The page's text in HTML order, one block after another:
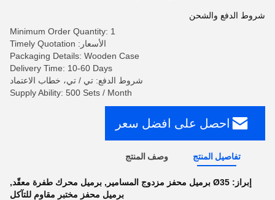
شروط الدفع والشحن
Minimum Order Quantity: 1
الأسعار: Timely Quotation
Packaging Details: Wooden Case
Delivery Time: 10-60 Days
شروط الدفع: تي / تي، خطاب الاعتماد
Supply Ability: 500 Sets / Month
احصل على افضل سعر
تفاصيل المنتج وصف المنتج
إبراز: Ø35 برميل محفز مزدوج المسامير , برميل محرك طفرة معقّد,
برميل محفز مختبر مقاوم للتآكل